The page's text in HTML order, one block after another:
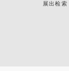
展出检索